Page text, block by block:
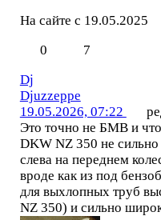
На сайте с 19.05.2025
0
7
Dj
Djuzzeppe
19.05.2026, 07:22
Это точно не БМВ и
DKW NZ 350 не
слева на переднем
вроде как из под
для выхлопных труб
NZ 350) и сильно